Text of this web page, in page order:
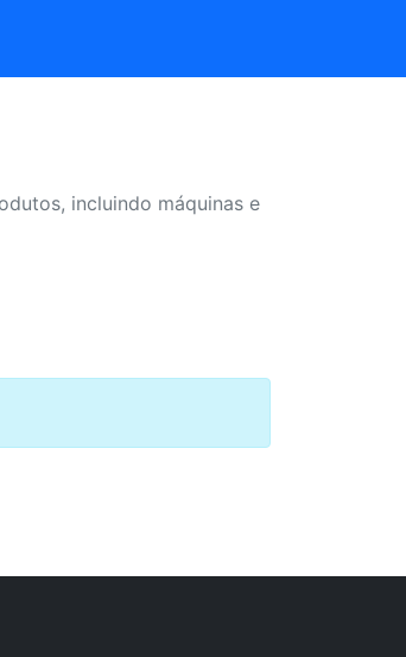
incluindo máquinas e